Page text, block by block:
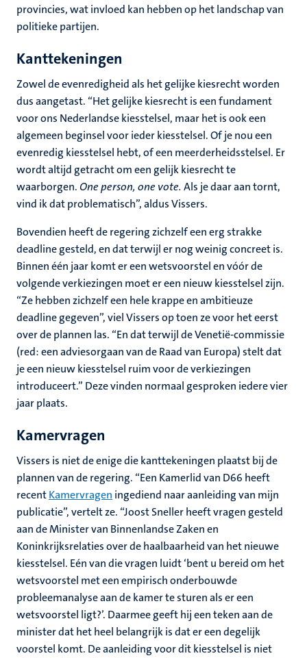
provincies, wat invloed kan hebben op het landschap van
politieke partijen.
Kanttekeningen
Zowel de evenredigheid als het gelijke kiesrecht worden
dus aangetast. “Het gelijke kiesrecht is een fundament
voor ons Nederlandse kiesstelsel, maar het is ook een
algemeen beginsel voor ieder kiesstelsel. Of je nou een
evenredig kiesstelsel hebt, of een meerderheidsstelsel. Er
wordt altijd getracht om een gelijk kiesrecht te
waarborgen.One person, one vote. Als je daar aan tornt,
vind ik dat problematisch”, aldus Vissers.
Bovendien heeft de regering zichzelf een erg strakke
deadline gesteld, en dat terwijl er nog weinig concreet is.
Binnen één jaar komt er een wetsvoorstel en vóór de
volgende verkiezingen moet er een nieuw kiesstelsel zijn.
“Ze hebben zichzelf een hele krappe en ambitieuze
deadline gegeven”, viel Vissers op toen ze voor het eerst
over de plannen las. “En dat terwijl de Venetië-commissie
(red: een adviesorgaan van de Raad van Europa) stelt dat
je een nieuw kiesstelsel ruim voor de verkiezingen
introduceert.” Deze vinden normaal gesproken iedere vier
jaar plaats.
Kamervragen
Vissers is niet de enige die kanttekeningen plaatst bij de
plannen van de regering. “Een Kamerlid van D66 heeft
recentKamervragen ingediend naar aanleiding van mijn
publicatie”, vertelt ze. “Joost Sneller heeft vragen gesteld
aan de Minister van Binnenlandse Zakenen
Koninkrijksrelaties over de haalbaarheid van het nieuwe
kiesstelsel. Eén van die vragen luidt ‘bent u bereid om het
wetsvoorstel met een empirisch onderbouwde
probleemanalyse aan de kamer te sturen als er een
wetsvoorstel ligt?’. Daarmee geeft hij een teken aan de
minister dat het heel belangrijk is dat er een degelijk
voorstel komt. De aanleiding voor dit kiesstelsel is niet